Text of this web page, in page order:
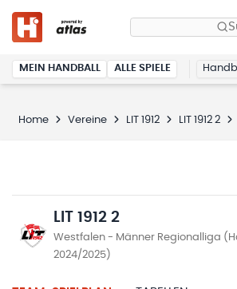
MEIN HANDBALL ALLE SPIELE
Home Vereine LIT 1912 LIT 1912 2
LIT 1912 2
Westfalen - Männer Regionalliga
2024/2025)